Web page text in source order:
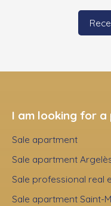
I am looking for
Sale apartment
Sale apartment
Sale professional real
Sale apartment Saint-